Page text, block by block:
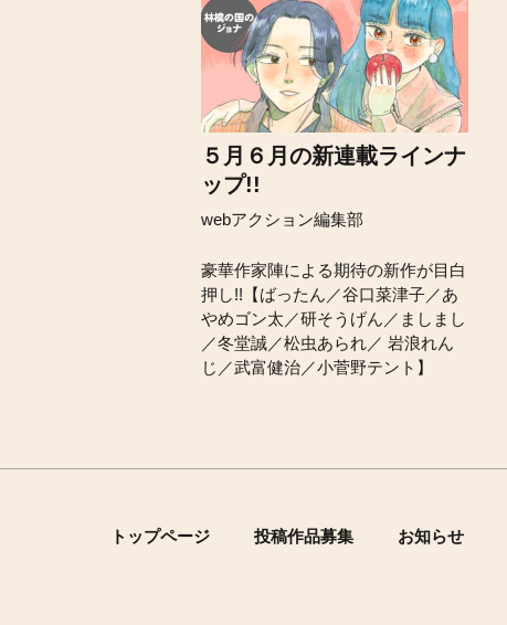
５月６月の新連載ラインナ
ップ!!
webアクション編集部
豪華作家陣による期待の新作が目白
押し!!【ばったん／谷口菜津子／あ
やめゴン太／研そうげん／ましまし
／冬堂誠／松虫あられ／ 岩浪れん
じ／武富健治／小菅野テント】
トップページ 投稿作品募集 お知らせ